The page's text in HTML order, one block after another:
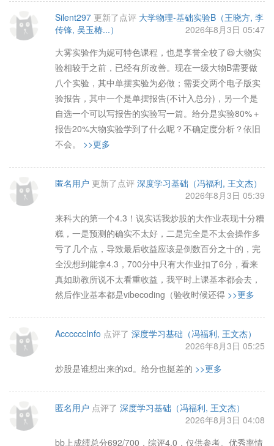
Silent297更新了点评 大学物理-基础实验B（王晓方, 李
传锋, 吴玉椿...）
2026年8月3日 05:47
大雾实验作为妮可特色课程，也是享誉全校了😆大物实
验相较于之前，已经有所改善。现在一级大物B需要做
八个实验，其中单摆实验为必做；需要交两个电子版实
验报告，其中一个是单摆报告(不计入总分)，另一个是
自选一个可以写报告的实验写一篇。给分是实验80%＋
报告20%大物实验学到了什么呢？不确定度分析？依旧
不会。 >>更多
匿名用户 更新了点评 深度学习基础（冯福利, 王文杰）
2026年8月3日 05:39
来科大的第一个4.3！说实话我炒股的大作业表现十分糟
糕，一是预测的确实不太好，二是完全是不太会操作多
亏了几个点，导致最后收益应该是倒数百分之十的，完
全没想到能拿4.3，700分中只有大作业扣了6分，看来
真如助教所说不太看重收益，我平时上课基本都会去，
然后作业基本都是vibecoding（验收时候还得 >>更多
AccccccInfo 点评了 深度学习基础（冯福利, 王文杰）
2026年8月3日 05:25
炒股是谁想出来的xd。给分也挺差的 >>更多
匿名用户 点评了 深度学习基础（冯福利, 王文杰）
2026年8月3日 04:08
bb上成绩总分692/700，综评4.0，仅供参考。优秀率情